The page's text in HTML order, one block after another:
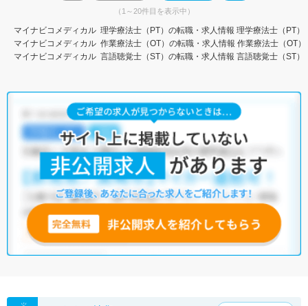
（1～20件目を表示中）
マイナビコメディカル 理学療法士（PT）の転職・求人情報 理学療法士（PT）
マイナビコメディカル 作業療法士（OT）の転職・求人情報 作業療法士（OT
マイナビコメディカル 言語聴覚士（ST）の転職・求人情報 言語聴覚士（ST）